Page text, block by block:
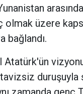
olmak üzere
bağlandı.
Atatürk'ün
duruşuyla